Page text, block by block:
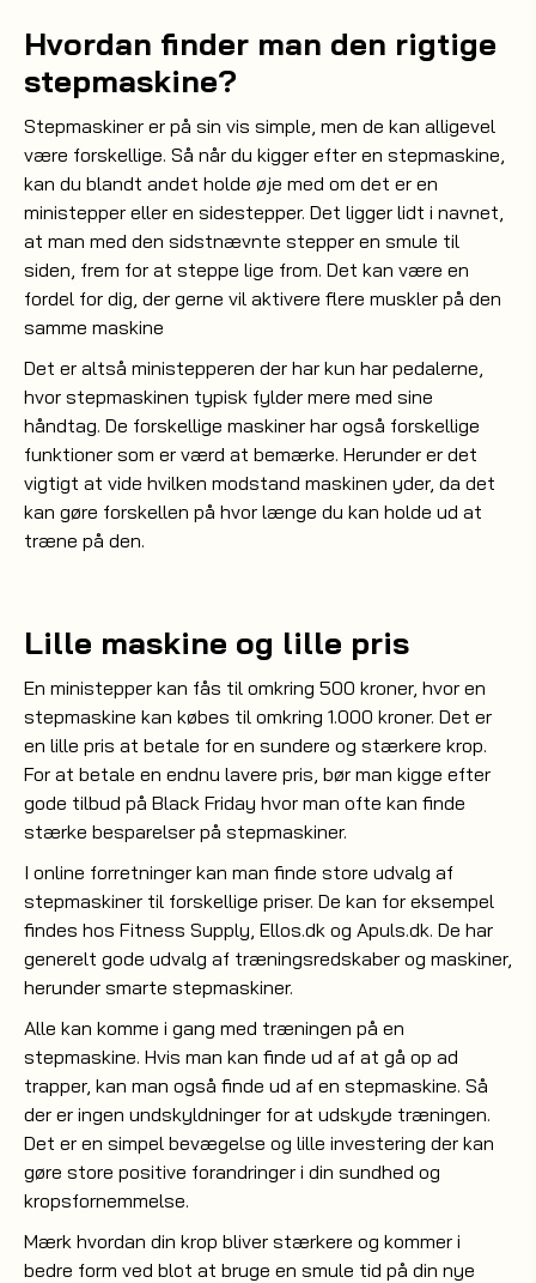
Hvordan finder man den rigtige
stepmaskine?
Stepmaskiner er på sin vis simple, men de kan alligevel
være forskellige. Så når du kigger efter en stepmaskine,
kan du blandt andet holde øje med om det er en
ministepper eller en sidestepper. Det ligger lidt i navnet,
at man med den sidstnævnte stepper en smule til
siden, frem for at steppe lige from. Det kan være en
fordel for dig, der gerne vil aktivere flere muskler på den
samme maskine
Det er altså ministepperen der har kun har pedalerne,
hvor stepmaskinen typisk fylder mere med sine
håndtag. De forskellige maskiner har også forskellige
funktioner som er værd at bemærke. Herunder er det
vigtigt at vide hvilken modstand maskinen yder, da det
kan gøre forskellen på hvor længe du kan holde ud at
træne på den.
Lille maskine og lille pris
En ministepper kan fås til omkring 500 kroner, hvor en
stepmaskine kan købes til omkring 1.000 kroner. Det er
en lille pris at betale for en sundere og stærkere krop.
For at betale en endnu lavere pris, bør man kigge efter
gode tilbud på Black Friday hvor man ofte kan finde
stærke besparelser på stepmaskiner.
I online forretninger kan man finde store udvalg af
stepmaskiner til forskellige priser. De kan for eksempel
findes hos Fitness Supply, Ellos.dk og Apuls.dk. De har
generelt gode udvalg af træningsredskaber og maskiner,
herunder smarte stepmaskiner.
Alle kan komme i gang med træningen på en
stepmaskine. Hvis man kan finde ud af at gå op ad
trapper, kan man også finde ud af en stepmaskine. Så
der er ingen undskyldninger for at udskyde træningen.
Det er en simpel bevægelse og lille investering der kan
gøre store positive forandringer i din sundhed og
kropsfornemmelse.
Mærk hvordan din krop bliver stærkere og kommer i
bedre form ved blot at bruge en smule tid på din nye